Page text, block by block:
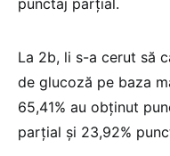
La 2b, li s-a cerut să
de glucoză pe baza
65,41% au obținut
parțial și 23,92%